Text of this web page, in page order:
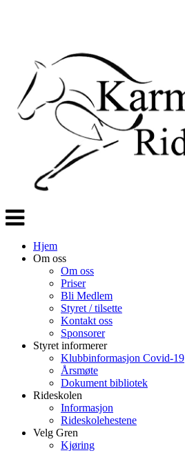
Veksle
navigasjon
Hjem
Om oss
Om oss
Priser
Bli Medlem
Styret / tilsette
Kontakt oss
Sponsorer
Styret informerer
Klubbinformasjon Covid-19
Årsmøte
Dokument bibliotek
Rideskolen
Informasjon
Rideskolehestene
Velg Gren
Kjøring